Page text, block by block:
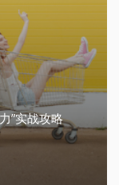
”实战攻略